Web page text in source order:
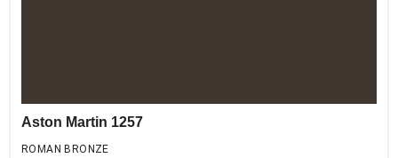
Aston Martin 1257
ROMAN BRONZE